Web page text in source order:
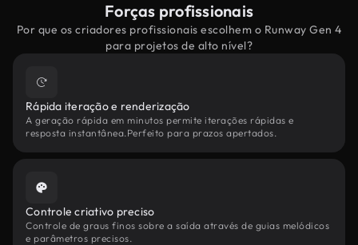
Forças profissionais
Por que os criadores profissionais escolhem o Runway Gen 4
para projetos de alto nível?
Rápida iteração e renderização
A geração rápida em minutos permite iterações rápidas e
resposta instantânea.Perfeito para prazos apertados.
Controle criativo preciso
Controle de graus finos sobre a saída através de guias melódicos
e parâmetros precisos.